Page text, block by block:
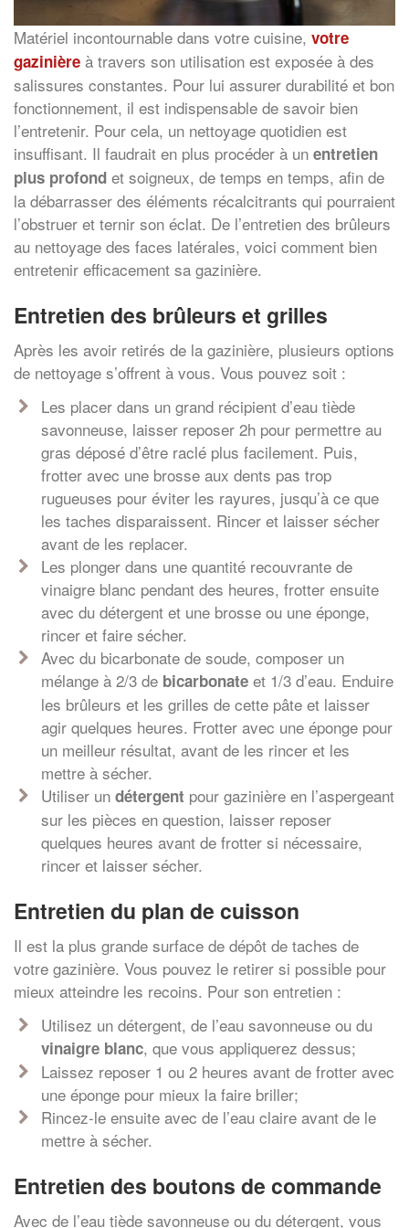
Matériel incontournable dans votre cuisine, votre
gazinière à travers son utilisation est exposée à des
salissures constantes. Pour lui assurer durabilité et bon
fonctionnement, il est indispensable de savoir bien
l’entretenir. Pour cela, un nettoyage quotidien est
insuffisant. Il faudrait en plus procéder à un entretien
plus profond et soigneux, de temps en temps, afin de
la débarrasser des éléments récalcitrants qui pourraient
l’obstruer et ternir son éclat. De l’entretien des brûleurs
au nettoyage des faces latérales, voici comment bien
entretenir efficacement sa gazinière.
Entretien des brûleurs et grilles
Après les avoir retirés de la gazinière, plusieurs options
de nettoyage s’offrent à vous. Vous pouvez soit :
Les placer dans un grand récipient d’eau tiède
savonneuse, laisser reposer 2h pour permettre au
gras déposé d’être raclé plus facilement. Puis,
frotter avec une brosse aux dents pas trop
rugueuses pour éviter les rayures, jusqu’à ce que
les taches disparaissent. Rincer et laisser sécher
avant de les replacer.
Les plonger dans une quantité recouvrante de
vinaigre blanc pendant des heures, frotter ensuite
avec du détergent et une brosse ou une éponge,
rincer et faire sécher.
Avec du bicarbonate de soude, composer un
mélange à 2/3 de bicarbonate et 1/3 d’eau. Enduire
les brûleurs et les grilles de cette pâte et laisser
agir quelques heures. Frotter avec une éponge pour
un meilleur résultat, avant de les rincer et les
mettre à sécher.
Utiliser un détergent pour gazinière en l’aspergeant
sur les pièces en question, laisser reposer
quelques heures avant de frotter si nécessaire,
rincer et laisser sécher.
Entretien du plan de cuisson
Il est la plus grande surface de dépôt de taches de
votre gazinière. Vous pouvez le retirer si possible pour
mieux atteindre les recoins. Pour son entretien :
Utilisez un détergent, de l’eau savonneuse ou du
vinaigre blanc, que vous appliquerez dessus;
Laissez reposer 1 ou 2 heures avant de frotter avec
une éponge pour mieux la faire briller;
Rincez-le ensuite avec de l’eau claire avant de le
mettre à sécher.
Entretien des boutons de commande
Avec de l’eau tiède savonneuse ou du détergent, vous